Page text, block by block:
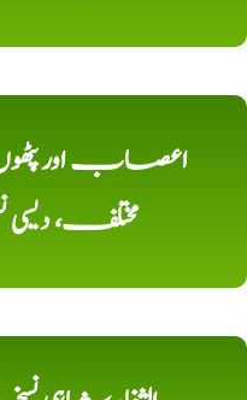
اعصاب اور
مختلف،